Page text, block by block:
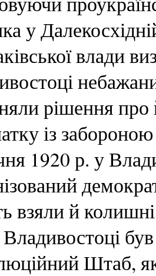
у
влади
рішення про
із
1920 р. у
взяли й
Штаб,